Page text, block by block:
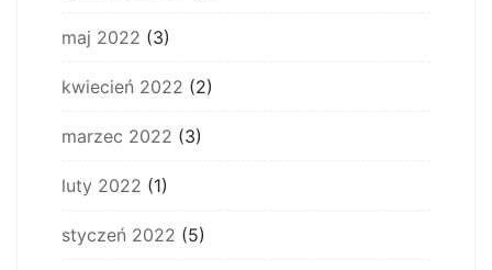
maj 2022 (3)
kwiecień 2022 (2)
marzec 2022 (3)
luty 2022 (1)
styczeń 2022 (5)